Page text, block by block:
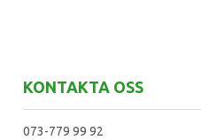
KONTAKTA OSS
073-779 99 92